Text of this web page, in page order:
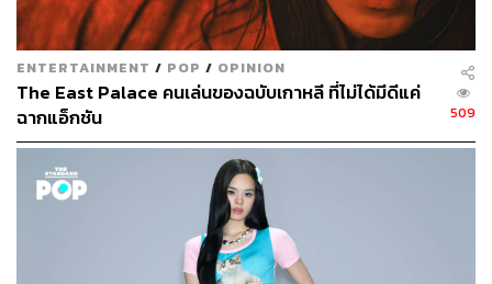
โดยเป้าหมายของอุตสาหกรรมบันเทิงนั้น PwC บริษัทที่
ปรึกษาระดับโลกคาดการณ์ว่า จะทำเงินรายได้มากถึงกว่า
600,000 ล้านบาทต่อปี ภายในปี 2568
ในอีกซีกโลกหนึ่ง ดนตรีไทยก็ไปถึงหัวใจแฟนเพลงชาวละติน
แล้วเมื่อ ข้าวสาร เอ็นเตอร์เทนเม้นท์ ค่ายเพลงไทยได้ส่ง
ศิลปินวง ‘4MIX’ เจาะตลาดแฟนเพลงกลุ่มลาตินอเมริกา ผ่าน
ความช่วยเหลือจากสถานเอกอัครราชทูต ณ กรุงเม็กซิโก ที่
ช่วยประสานจัดงานคอนเสิร์ตที่มีแฟนๆ มาร่วมงานหลายร้อย
ENTERTAINMENT / POP / OPINION
The East Palace คนเล่นของฉบับเกาหลี ที่ไม่ได้มีดีแค่
ฉากแอ็กชัน
509